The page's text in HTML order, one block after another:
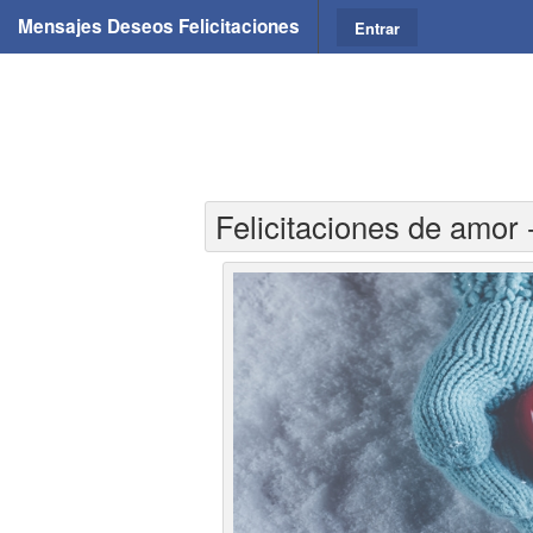
Mensajes Deseos Felicitaciones Entrar
Felicitaciones de